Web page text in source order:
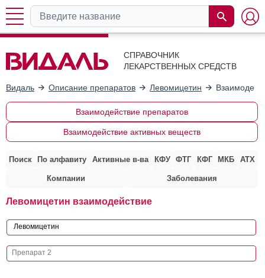
СПРАВОЧНИК
ЛЕКАРСТВЕННЫХ СРЕДСТВ
Видаль Описание препаратов Левомицетин
Взаимодействие препаратов
Взаимодействие активных веществ
Поиск По алфавиту Активные в-ва КФУ ФТГ КФГ МКБ АТХ
Компании Заболевания
Левомицетин взаимодействие